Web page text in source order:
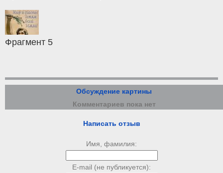
Фрагмент 5
Обсуждение картины
Комментариев пока нет
Написать отзыв
Имя, фамилия:
E-mail (не публикуется):